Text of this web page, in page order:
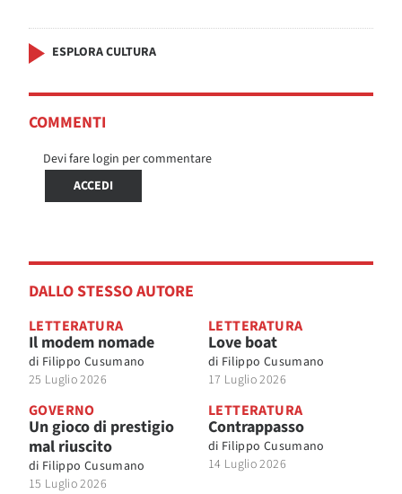
ESPLORA CULTURA
COMMENTI
Devi fare login per commentare
ACCEDI
DALLO STESSO AUTORE
LETTERATURA
Il modem nomade
di Filippo Cusumano
25 Luglio 2026
LETTERATURA
Love boat
di Filippo Cusumano
17 Luglio 2026
GOVERNO
Un gioco di prestigio
mal riuscito
di Filippo Cusumano
15 Luglio 2026
LETTERATURA
Contrappasso
di Filippo Cusumano
14 Luglio 2026